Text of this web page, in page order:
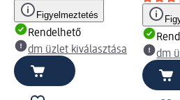
Figyelmeztetés
Rendelhető
dm üzlet kiválasztása
dm